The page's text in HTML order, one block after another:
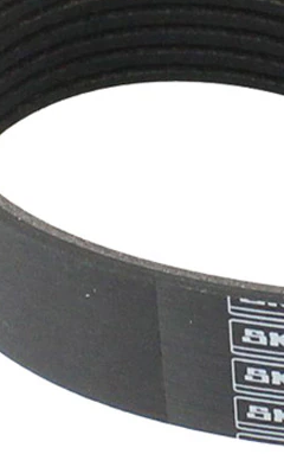
negru
Nu sunt
disponibile
substante
(etilen
propilen